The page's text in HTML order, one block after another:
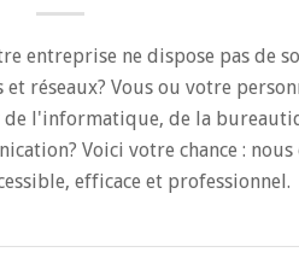
entreprise ne dispose pas de
réseaux? Vous ou votre
l'informatique, de la
Voici votre chance :
efficace et professionnel.